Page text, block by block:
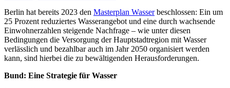
Berlin hat bereits 2023 den Masterplan Wasserbeschlossen: Ein um
25 Prozent reduziertes Wasserangebot und eine durch wachsende
Einwohnerzahlen steigende Nachfrage – wie unter diesen
Bedingungen die Versorgung der Hauptstadtregion mit Wasser
verlässlich und bezahlbar auch im Jahr 2050 organisiert werden
kann, sind hierbei die zu bewältigenden Herausforderungen.
Bund: Eine Strategie für Wasser